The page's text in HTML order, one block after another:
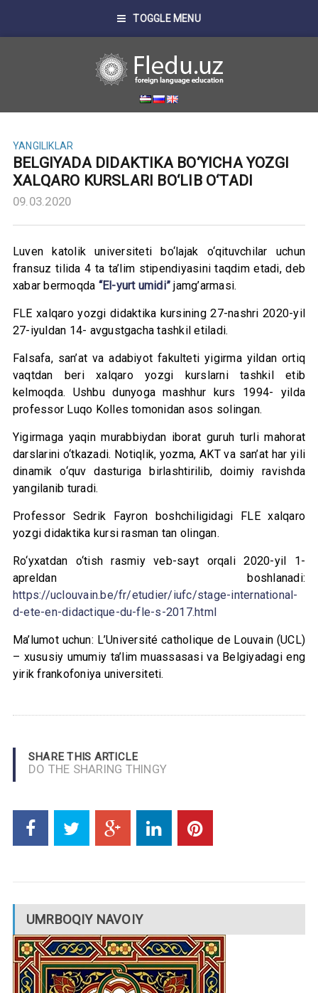
TOGGLE MENU
YANGILIKLAR
BELGIYADA DIDAKTIKA BO‘YICHA YOZGI
XALQARO KURSLARI BO‘LIB O‘TADI
09.03.2020
Luven katolik universiteti bo‘lajak o‘qituvchilar uchun
fransuz tilida 4 ta ta’lim stipendiyasini taqdim etadi, deb
xabar bermoqda “El-yurt umidi” jamg’armasi.
FLE xalqaro yozgi didaktika kursining 27-nashri 2020-yil
27-iyuldan 14- avgustgacha tashkil etiladi.
Falsafa, san’at va adabiyot fakulteti yigirma yildan ortiq
vaqtdan beri xalqaro yozgi kurslarni tashkil etib
kelmoqda. Ushbu dunyoga mashhur kurs 1994- yilda
professor Luqo Kolles tomonidan asos solingan.
Yigirmaga yaqin murabbiydan iborat guruh turli mahorat
darslarini o‘tkazadi. Notiqlik, yozma, AKT va san’at har yili
dinamik o‘quv dasturiga birlashtirilib, doimiy ravishda
yangilanib turadi.
Professor Sedrik Fayron boshchiligidagi FLE xalqaro
yozgi didaktika kursi rasman tan olingan.
Ro‘yxatdan o‘tish rasmiy veb-sayt orqali 2020-yil 1-
apreldan boshlanadi:
https://uclouvain.be/fr/etudier/iufc/stage-international-
d-ete-en-didactique-du-fle-s-2017.html
Ma’lumot uchun: L’Université catholique de Louvain (UCL)
– xususiy umumiy ta’lim muassasasi va Belgiyadagi eng
yirik frankofoniya universiteti.
SHARE THIS ARTICLE
DO THE SHARING THINGY
UMRBOQIY NAVOIY